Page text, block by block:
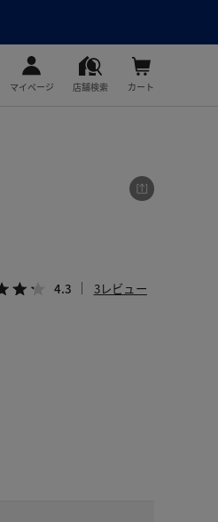
マイページ 店舗検索 カート
4.3 3レビュー